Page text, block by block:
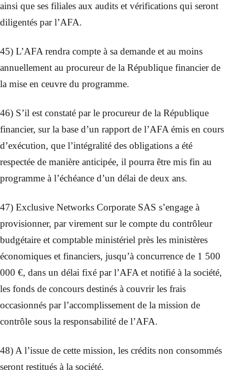
ainsi que ses filiales aux audits et vérifications qui seront
diligentés par l’AFA.
45) L’AFA rendra compte à sa demande et au moins
annuellement au procureur de la République financier de
la mise en ceuvre du programme.
46) S’il est constaté par le procureur de la République
financier, sur la base d’un rapport de l’AFA émis en cours
d’exécution, que l’intégralité des obligations a été
respectée de manière anticipée, il pourra être mis fin au
programme à l’échéance d’un délai de deux ans.
47) Exclusive Networks Corporate SAS s’engage à
provisionner, par virement sur le compte du contrôleur
budgétaire et comptable ministériel près les ministères
économiques et financiers, jusqu’à concurrence de 1 500
000 €, dans un délai fixé par l’AFA et notifié à la société,
les fonds de concours destinés à couvrir les frais
occasionnés par l’accomplissement de la mission de
contrôle sous la responsabilité de l’AFA.
48) A l’issue de cette mission, les crédits non consommés
seront restitués à la société.